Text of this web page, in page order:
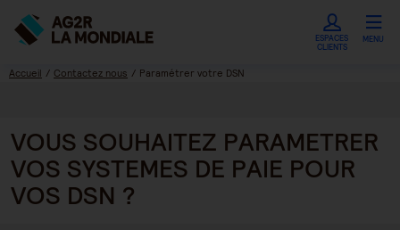
ESPACES
CLIENTS
MENU
Accueil Contactez nous Paramétrer votre DSN
VOUS SOUHAITEZ PARAMETRER
VOS SYSTEMES DE PAIE POUR
VOS DSN ?